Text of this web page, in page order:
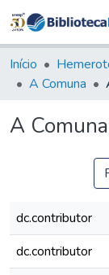
Início
A Comuna
A
dc.contributor
dc.contributor